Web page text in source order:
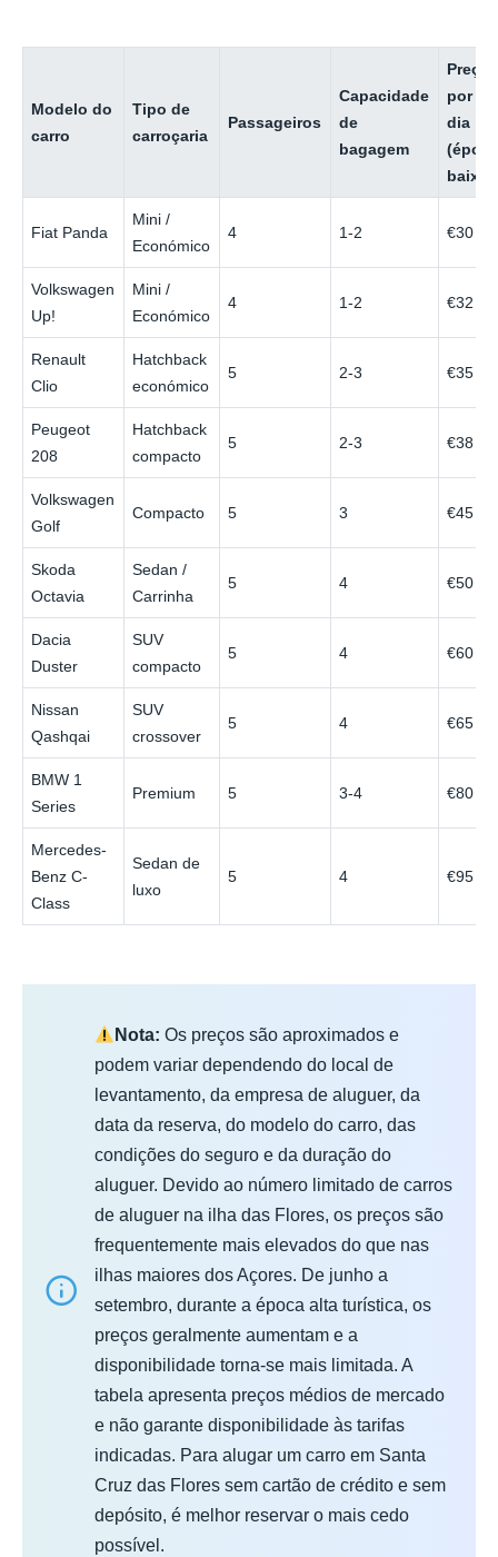
Modelo do
carro
Tipo de
carroçaria
Passageiros
Capacidade
de
bagagem
Preço
por
dia
baixa)
Fiat Panda
Mini /
Económico
4 1-2 €30
Volkswagen
Up!
Mini /
Económico
4 1-2 €32
Renault
Clio
Hatchback
económico
5 2-3 €35
Peugeot
208
Hatchback
compacto
5 2-3 €38
Volkswagen
Golf
Compacto 5 3 €45
Skoda
Octavia
Sedan /
Carrinha
5 4 €50
Dacia
Duster
SUV
compacto
5 4 €60
Nissan
Qashqai
SUV
crossover
5 4 €65
BMW 1
Series
Premium 5 3-4 €80
Mercedes-
Benz C-
Class
Sedan de
luxo
5 4 €95
Nota: Os preços são aproximados e
podem variar dependendo do local de
levantamento, da empresa de aluguer, da
data da reserva, do modelo do carro, das
condições do seguro e da duração do
aluguer. Devido ao número limitado de carros
de aluguer na ilha das Flores, os preços são
frequentemente mais elevados do que nas
ilhas maiores dos Açores. De junho a
setembro, durante a época alta turística, os
preços geralmente aumentam e a
disponibilidade torna-se mais limitada. A
tabela apresenta preços médios de mercado
e não garante disponibilidade às tarifas
indicadas. Para alugar um carro em Santa
Cruz das Flores sem cartão de crédito e sem
depósito, é melhor reservar o mais cedo
possível.